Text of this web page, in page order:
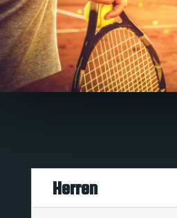
Herren